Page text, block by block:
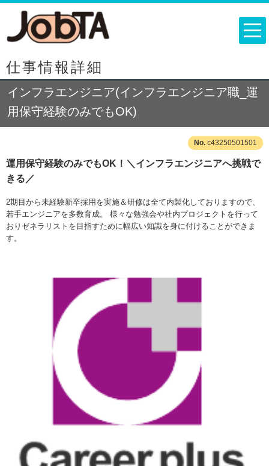
仕事情報詳細
インフラエンジニア(インフラエンジニア職_運
用保守経験のみでもOK)
c43250501501
運用保守経験のみでもOK！＼インフラエンジニアへ挑戦で
きる／
2期目から未経験新卒採用を実施＆研修は全て内製化しておりますので、
若手エンジニアを多数育成。 様々な勉強会や社内プロジェクトを行って
おりゼネラリストを目指すために幅広い知識を身に付けることができま
す。